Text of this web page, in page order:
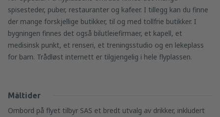
spisesteder, puber, restauranter og kafeer. I tillegg kan du finne
der mange forskjellige butikker, til og med tollfrie butikker. I
bygningen finnes det også bilutleiefirmaer, et kapell, et
medisinsk punkt, et renseri, et treningsstudio og en lekeplass
for barn. Trådløst internett er tilgjengelig i hele flyplassen.
Måltider
Ombord på flyet tilbyr SAS et bredt utvalg av drikker, inkludert